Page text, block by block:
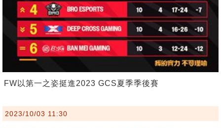
FW以第一之姿挺進2023 GCS夏季季後賽
2023/10/03 11:30